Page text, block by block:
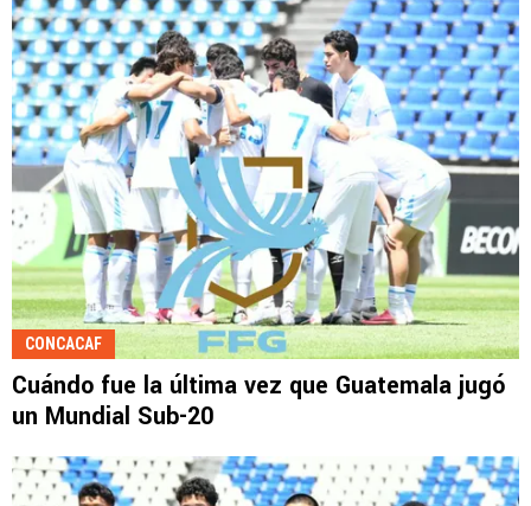
CONCACAF
Cuándo fue la última vez que Guatemala jugó
un Mundial Sub-20